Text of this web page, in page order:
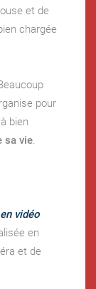
et de
chargée
pour
bien
sa vie.
vidéo
en
et de